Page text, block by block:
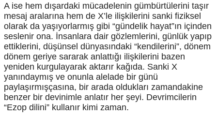
A ise hem dışardaki mücadelenin gümbürtülerini taşır
mesaj aralarına hem de X’le ilişkilerini sanki fiziksel
olarak da yaşıyorlarmış gibi “gündelik hayat”ın içinden
seslenir ona. İnsanlara dair gözlemlerini, günlük yapıp
ettiklerini, düşünsel dünyasındaki “kendilerini”, dönem
dönem geriye sararak anlattığı ilişkilerini bazen
yeniden kurgulayarak aktarır kağıda. Sanki X
yanındaymış ve onunla alelade bir günü
paylaşırmışçasına, bir arada oldukları zamandakine
benzer bir devinimle anlatır her şeyi. Devrimcilerin
“Ezop dilini” kullanır kimi zaman.